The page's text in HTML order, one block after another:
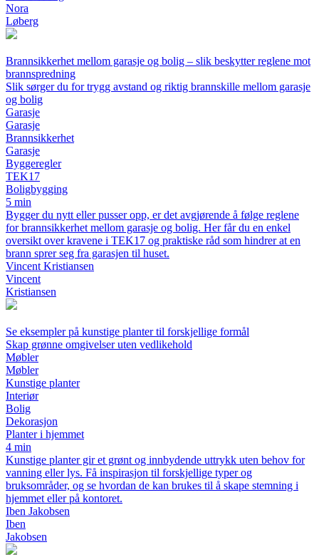
Nora
Løberg
Brannsikkerhet mellom garasje og bolig – slik beskytter reglene mot
brannspredning
Slik sørger du for trygg avstand og riktig brannskille mellom garasje
og bolig
Garasje
Garasje
Brannsikkerhet
Garasje
Byggeregler
TEK17
Boligbygging
5 min
Bygger du nytt eller pusser opp, er det avgjørende å følge reglene
for brannsikkerhet mellom garasje og bolig. Her får du en enkel
oversikt over kravene i TEK17 og praktiske råd som hindrer at en
brann sprer seg fra garasjen til huset.
Vincent Kristiansen
Vincent
Kristiansen
Se eksempler på kunstige planter til forskjellige formål
Skap grønne omgivelser uten vedlikehold
Møbler
Møbler
Kunstige planter
Interiør
Bolig
Dekorasjon
Planter i hjemmet
4 min
Kunstige planter gir et grønt og innbydende uttrykk uten behov for
vanning eller lys. Få inspirasjon til forskjellige typer og
bruksområder, og se hvordan de kan brukes til å skape stemning i
hjemmet eller på kontoret.
Iben Jakobsen
Iben
Jakobsen